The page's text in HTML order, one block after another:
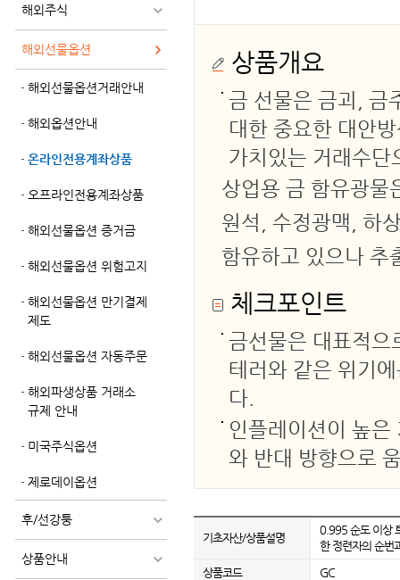
해외주식
해외선물옵션
해외선물옵션거래안내
해외옵션안내
온라인전용계좌상품
오프라인전용계좌상품
해외선물옵션 증거금
해외선물옵션 위험고지
해외선물옵션 만기결제
제도
해외선물옵션 자동주문
해외파생상품 거래소
규제 안내
미국주식옵션
제로데이옵션
후/선강퉁
상품안내
상품개요
금 선물은 금괴, 금
대한 중요한 대안
가치있는 거래수단
상업용 금 함유광물
원석, 수정광맥, 하
함유하고 있으나 추
체크포인트
금선물은 대표적으
테러와 같은 위기
다.
인플레이션이 높
와 반대 방향으로
기초자산/상품설명
0.995 순도 이상
한 정련자의 순번
상품코드
GC